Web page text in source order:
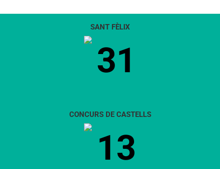
SANT FÈLIX
31
CONCURS DE CASTELLS
13